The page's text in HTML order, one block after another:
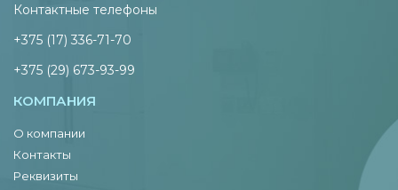
Контактные телефоны
+375 (17) 336-71-70
+375 (29) 673-93-99
КОМПАНИЯ
О компании
Контакты
Реквизиты